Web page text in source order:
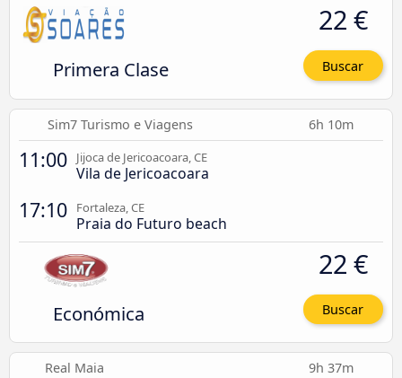
Primera Clase
22 €
Buscar
Sim7 Turismo e Viagens 6h 10m
11:00 Jijoca de Jericoacoara, CE
Vila de Jericoacoara
17:10 Fortaleza, CE
Praia do Futuro beach
Económica
22 €
Buscar
Real Maia 9h 37m